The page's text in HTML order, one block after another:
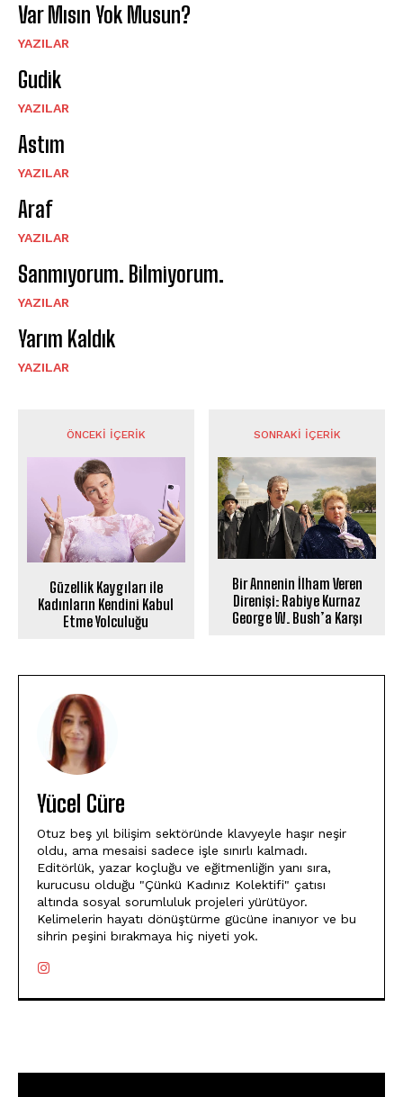
Var Mısın Yok Musun?
YAZILAR
Gudik
YAZILAR
Astım
YAZILAR
Araf
YAZILAR
Sanmıyorum. Bilmiyorum.
YAZILAR
Yarım Kaldık
YAZILAR
ÖNCEKI İÇERIK
Güzellik Kaygıları ile
Kadınların Kendini Kabul
Etme Yolculuğu
SONRAKI İÇERIK
Bir Annenin İlham Veren
Direnişi: Rabiye Kurnaz
George W. Bush’a Karşı
Yücel Cüre
Otuz beş yıl bilişim sektöründe klavyeyle haşır neşir
oldu, ama mesaisi sadece işle sınırlı kalmadı.
Editörlük, yazar koçluğu ve eğitmenliğin yanı sıra,
kurucusu olduğu "Çünkü Kadınız Kolektifi" çatısı
altında sosyal sorumluluk projeleri yürütüyor.
Kelimelerin hayatı dönüştürme gücüne inanıyor ve bu
sihrin peşini bırakmaya hiç niyeti yok.